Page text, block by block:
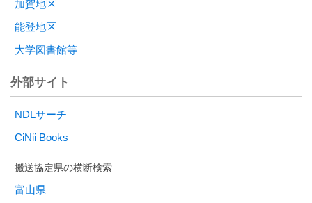
加賀地区
能登地区
大学図書館等
外部サイト
NDLサーチ
CiNii Books
富山県